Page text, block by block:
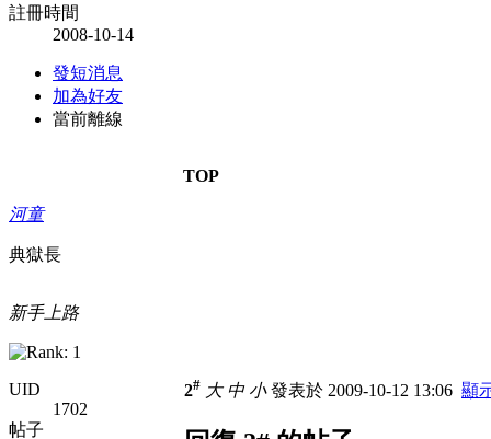
註冊時間
2008-10-14
發短消息
加為好友
當前離線
TOP
河童
典獄長
新手上路
UID
1702
帖子
2# 大 中 小發表於 2009-10-12 13:06 顯